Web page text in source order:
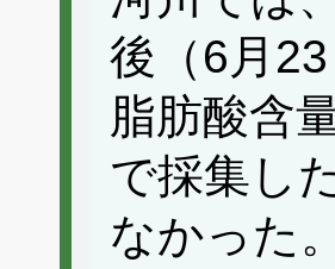
後（6月
脂肪酸含
で採集し
なかった